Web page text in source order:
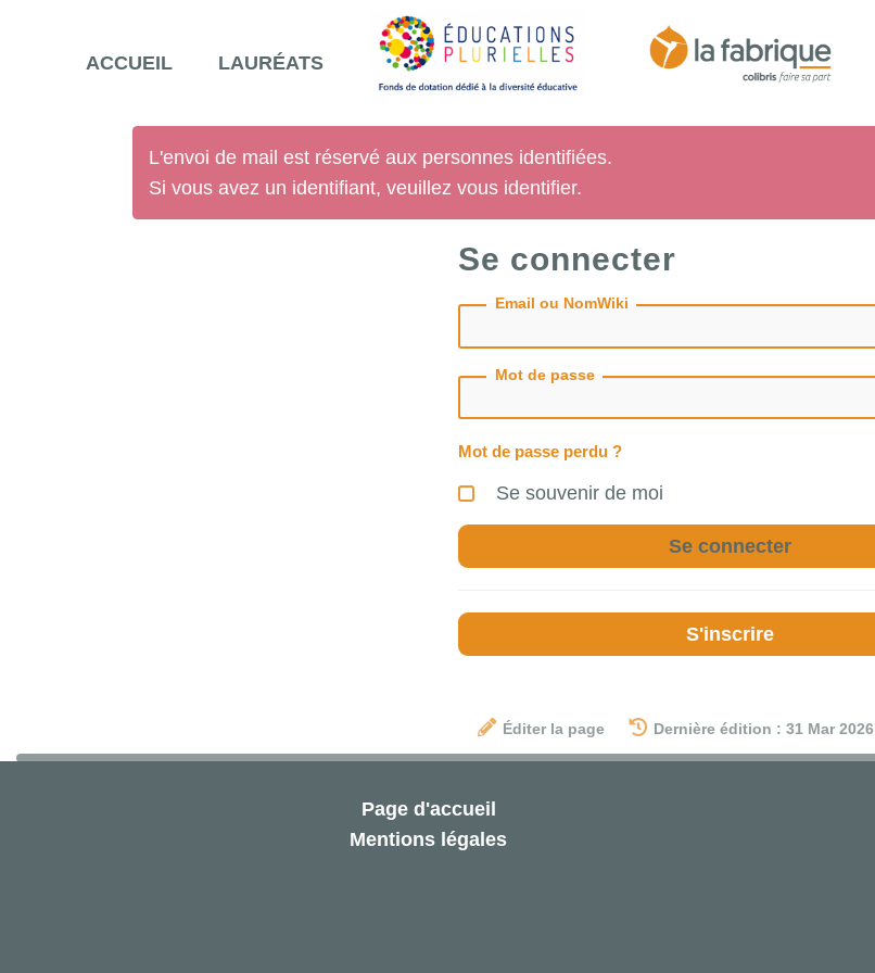
ACCUEIL LAURÉATS
L'envoi de mail est réservé aux personnes identifiées.
Si vous avez un identifiant, veuillez vous identifier.
Se connecter
Email ou NomWiki
Mot de passe
Mot de passe perdu ?
Se souvenir de moi
Se connecter
S'inscrire
Éditer la page Dernière édition : 31 Mar 2026
Page d'accueil
Mentions légales